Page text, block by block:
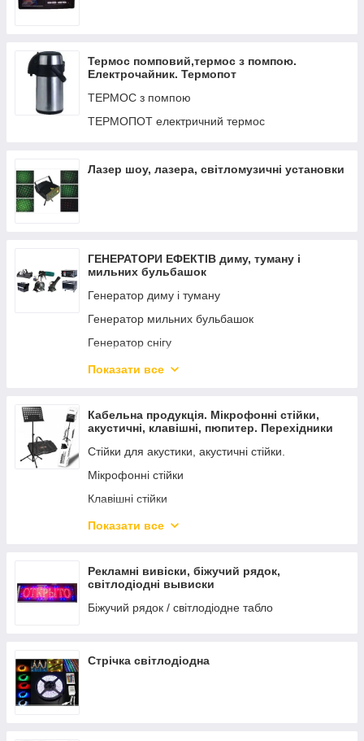
Термос помповий,термос з помпою.
Електрочайник. Термопот
ТЕРМОС з помпою
ТЕРМОПОТ електричний термос
Лазер шоу, лазера, світломузичні установки
ГЕНЕРАТОРИ ЕФЕКТІВ диму, туману і
мильних бульбашок
Генератор диму і туману
Генератор мильних бульбашок
Генератор снігу
Генератор піни
Генератор СО2
Генератор вогню
Рідина для генераторів ефектів
Показати все
Кабельна продукція. Мікрофонні стійки,
акустичні, клавішні, пюпитер. Перехідники
Стійки для акустики, акустичні стійки.
Мікрофонні стійки
Клавішні стійки
Стійка для світлоприладів
Кабельна продукція, конектори, перехідники
Показати все
Рекламні вивіски, біжучий рядок,
світлодіодні вывиски
Біжучий рядок / світлодіодне табло
Стрічка світлодіодна